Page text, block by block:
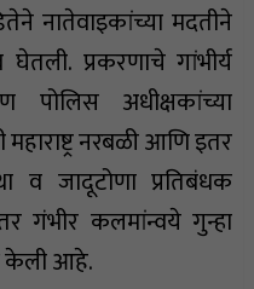
नातेवाइकांच्या मदतीने
प्रकरणाचे गांभीर्य
पोलिस अधीक्षकांच्या
नरबळी आणि इतर
व जादूटोणा प्रतिबंधक
गंभीर कलमांन्वये गुन्हा
केली आहे.